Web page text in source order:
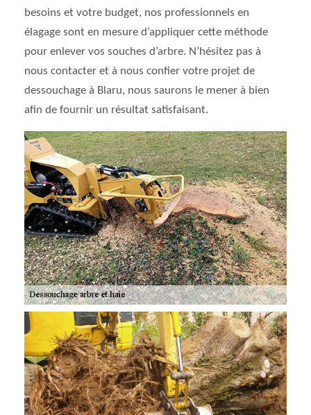
besoins et votre budget, nos professionnels en
élagage sont en mesure d’appliquer cette méthode
pour enlever vos souches d’arbre. N’hésitez pas à
nous contacter et à nous confier votre projet de
dessouchage à Blaru, nous saurons le mener à bien
afin de fournir un résultat satisfaisant.